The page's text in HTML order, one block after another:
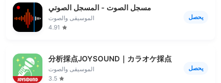
مسجل الصوت - المسجل الصوتي
الموسيقى والصوت
4.91
يحصل
分析採点JOYSOUND｜カラオケ採点
الموسيقى والصوت
3.5
يحصل